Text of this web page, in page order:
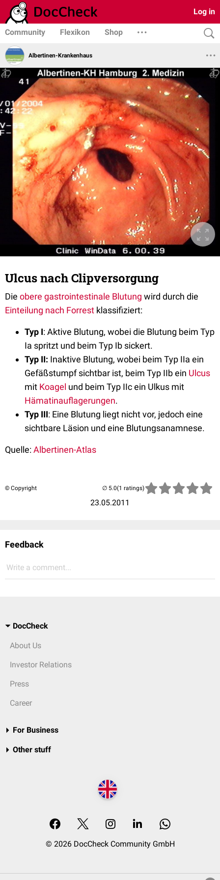
Log in
Community Flexikon Shop
Albertinen-Krankenhaus
Ulcus nach Clipversorgung
Die obere gastrointestinale Blutung wird durch die
Einteilung nach Forrest klassifiziert:
Typ I: Aktive Blutung, wobei die Blutung beim Typ
Ia spritzt und beim Typ Ib sickert.
Typ II: Inaktive Blutung, wobei beim Typ IIa ein
Gefäßstumpf sichtbar ist, beim Typ IIb ein Ulcus
mit Koagel und beim Typ IIc ein Ulkus mit
Hämatinauflagerungen.
Typ III: Eine Blutung liegt nicht vor, jedoch eine
sichtbare Läsion und eine Blutungsanamnese.
Quelle:Albertinen-Atlas
© Copyright
23.05.2011
(1 ratings)
Feedback
Write a comment...
DocCheck
About Us
Investor Relations
Press
Career
For Business
Other stuff
© 2026 DocCheck Community GmbH